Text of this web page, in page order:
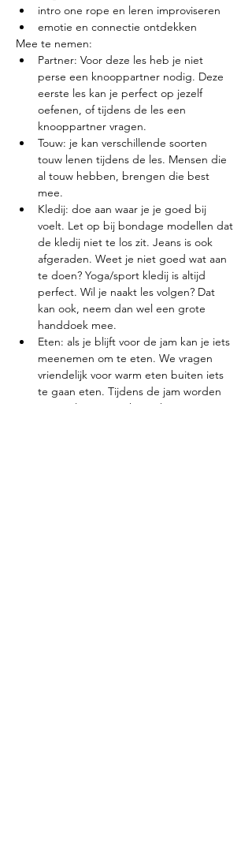
intro one rope en leren improviseren
emotie en connectie ontdekken
Mee te nemen:
Partner: Voor deze les heb je niet
perse een knooppartner nodig. Deze
eerste les kan je perfect op jezelf
oefenen, of tijdens de les een
knooppartner vragen.
Touw: je kan verschillende soorten
touw lenen tijdens de les. Mensen die
al touw hebben, brengen die best
mee.
Kledij: doe aan waar je je goed bij
voelt. Let op bij bondage modellen dat
de kledij niet te los zit. Jeans is ook
afgeraden. Weet je niet goed wat aan
te doen? Yoga/sport kledij is altijd
perfect. Wil je naakt les volgen? Dat
kan ook, neem dan wel een grote
handdoek mee.
Eten: als je blijft voor de jam kan je iets
meenemen om te eten. We vragen
vriendelijk voor warm eten buiten iets
te gaan eten. Tijdens de jam worden
normaal gezien ook snacks voorzien.